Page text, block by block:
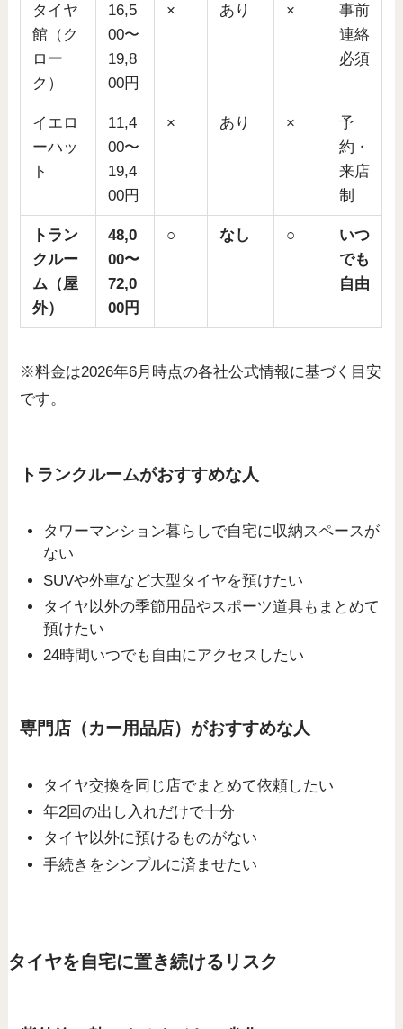
タイヤ
館（ク
ロー
ク）
16,5
00〜
19,8
00円
× あり ×
事前
連絡
必須
イエロ
ーハッ
ト
11,4
00〜
19,4
00円
× あり ×
予
約・
来店
制
トラン
クルー
ム（屋
外）
48,0
00〜
72,0
00円
○ なし ○
いつ
でも
自由
※料金は2026年6月時点の各社公式情報に基づく目安
です。
トランクルームがおすすめな人
タワーマンション暮らしで自宅に収納スペースが
ない
SUVや外車など大型タイヤを預けたい
タイヤ以外の季節用品やスポーツ道具もまとめて
預けたい
24時間いつでも自由にアクセスしたい
専門店（カー用品店）がおすすめな人
タイヤ交換を同じ店でまとめて依頼したい
年2回の出し入れだけで十分
タイヤ以外に預けるものがない
手続きをシンプルに済ませたい
タイヤを自宅に置き続けるリスク